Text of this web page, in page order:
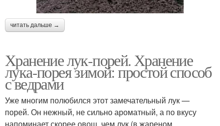
читать дальше →
Хранение лук-порей. Хранение
лука-порея зимой: простой способ
с ведрами
Уже многим полюбился этот замечательный лук —
порей. Он нежный, не сильно ароматный, а по вкусу
напоминает скорее овощ, чем лук (в жареном